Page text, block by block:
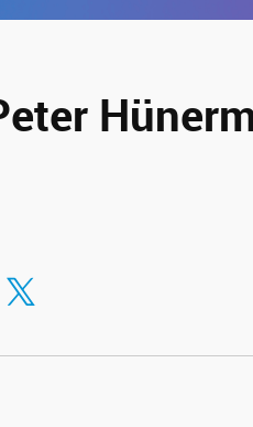
en Facebook
Compartir en Twitter